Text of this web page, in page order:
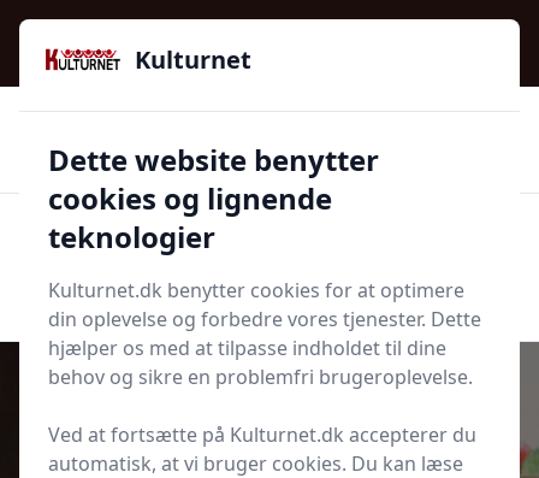
Kulturnet - Alt Det Gode I Livet | Din Kulturguide Siden
2016
97 kategorier 👍Kun godkendte butikker
Start søgning
Udgivet i Kulturnyt
Kulturnet
Dette website benytter
cookies og lignende
teknologier
Kulturnet.dk benytter cookies for at optimere
din oplevelse og forbedre vores tjenester. Dette
hjælper os med at tilpasse indholdet til dine
behov og sikre en problemfri brugeroplevelse.
Ved at fortsætte på Kulturnet.dk accepterer du
automatisk, at vi bruger cookies. Du kan læse